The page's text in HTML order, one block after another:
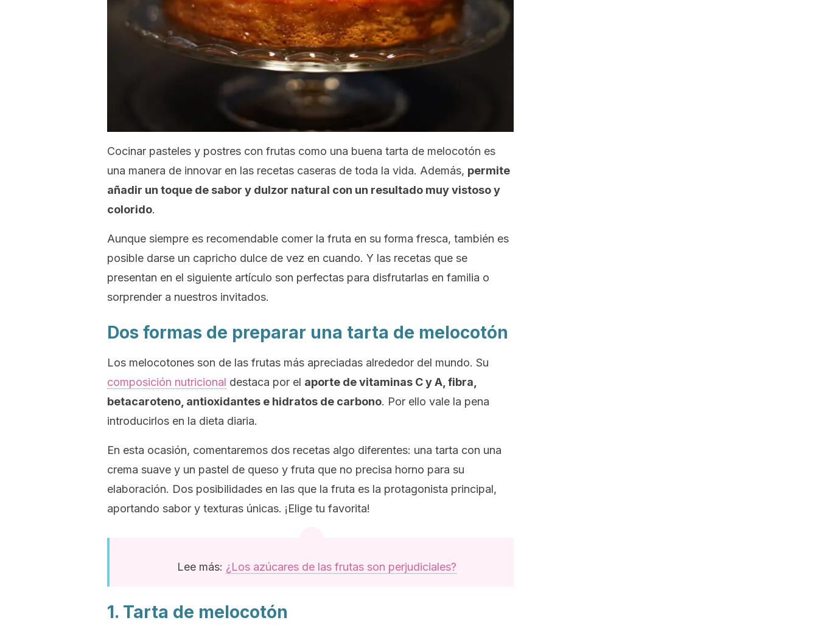
Cocinar pasteles y postres con frutas como una buena tarta de melocotón es
una manera de innovar en las recetas caseras de toda la vida. Además, permite
añadir un toque de sabor y dulzor natural con un resultado muy vistoso y
colorido.
Aunque siempre es recomendable comer la fruta en su forma fresca, también es
posible darse un capricho dulce de vez en cuando. Y las recetas que se
presentan en el siguiente artículo son perfectas para disfrutarlas en familia o
sorprender a nuestros invitados.
Dos formas de preparar una tarta de melocotón
Los melocotones son de las frutas más apreciadas alrededor del mundo. Su
composición nutricional destaca por el aporte de vitaminas C y A, fibra,
betacaroteno, antioxidantes e hidratos de carbono. Por ello vale la pena
introducirlos en la dieta diaria.
En esta ocasión, comentaremos dos recetas algo diferentes: una tarta con una
crema suave y un pastel de queso y fruta que no precisa horno para su
elaboración. Dos posibilidades en las que la fruta es la protagonista principal,
aportando sabor y texturas únicas. ¡Elige tu favorita!
Lee más: ¿Los azúcares de las frutas son perjudiciales?
1. Tarta de melocotón